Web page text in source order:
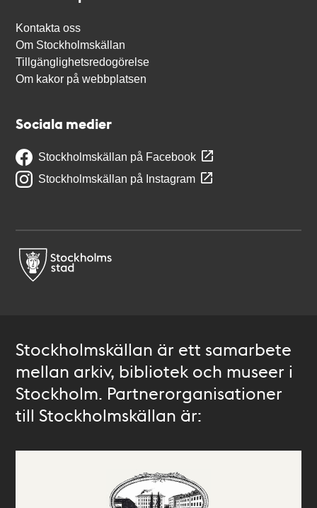
Kontakta oss
Om Stockholmskällan
Tillgänglighetsredogörelse
Om kakor på webbplatsen
Sociala medier
Stockholmskällan på Facebook
Stockholmskällan på Instagram
Stockholmskällan är ett samarbete
mellan arkiv, bibliotek och museer i
Stockholm. Partnerorganisationer
till Stockholmskällan är: